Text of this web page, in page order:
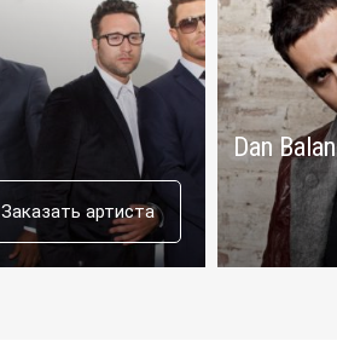
Заказать артиста
Dan Balan